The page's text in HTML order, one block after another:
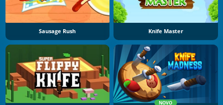
Sausage Rush Knife Master
NOVO